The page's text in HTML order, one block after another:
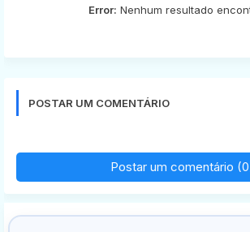
Error: Nenhum resultado
POSTAR UM COMENTÁRIO
Postar um comentário